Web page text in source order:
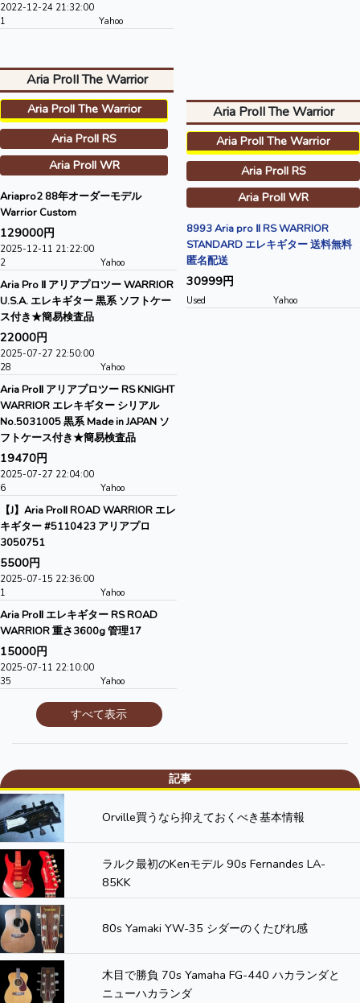
2022-12-24 21:32:00
1
Yahoo
Aria ProII The Warrior
Aria ProII The Warrior
Aria ProII RS
Aria ProII WR
Ariapro2 88年オーダーモデル
Warrior Custom
129000円
2025-12-11 21:22:00
2
Yahoo
Aria Pro Ⅱ アリアプロツー WARRIOR
U.S.A. エレキギター 黒系 ソフトケー
ス付き★簡易検査品
22000円
2025-07-27 22:50:00
28
Yahoo
Aria ProⅡ アリアプロツー RS KNIGHT
WARRIOR エレキギター シリアル
No.5031005 黒系 Made in JAPAN ソ
フトケース付き★簡易検査品
19470円
2025-07-27 22:04:00
6
Yahoo
【J】Aria ProⅡ ROAD WARRIOR エレ
キギター #5110423 アリアプロ
3050751
5500円
2025-07-15 22:36:00
1
Yahoo
Aria ProⅡ エレキギター RS ROAD
WARRIOR 重さ3600g 管理17
15000円
2025-07-11 22:10:00
35
Yahoo
すべて表示
Aria ProII The Warrior
Aria ProII The Warrior
Aria ProII RS
Aria ProII WR
8993 Aria pro Ⅱ RS WARRIOR
STANDARD エレキギター 送料無料
匿名配送
30999円
Used Yahoo
記事
Orville買うなら抑えておくべき基本情報
ラルク最初のKenモデル 90s Fernandes LA-
85KK
80s Yamaki YW-35 シダーのくたびれ感
木目で勝負 70s Yamaha FG-440 ハカランダと
ニューハカランダ